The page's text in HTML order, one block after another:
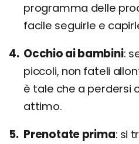
programma delle
facile seguirle e
Occhio ai bambini
piccoli, non fateli
è tale che a perdersi
attimo.
Prenotate prima si